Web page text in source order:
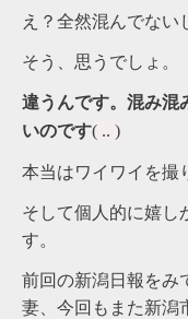
え？全然混んでない
そう、思うでしょ。
違うんです。混み混
いのです( .. )
本当はワイワイを撮
そして個人的に嬉し
す。
前回の新潟日報をみ
妻、今回もまた新潟